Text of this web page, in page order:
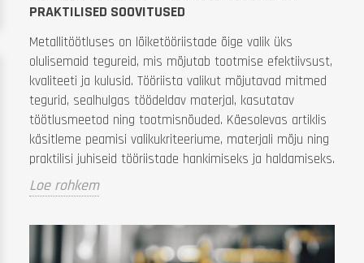
PRAKTILISED SOOVITUSED
Metallitöötluses on lõiketööriistade õige valik üks
olulisemaid tegureid, mis mõjutab tootmise efektiivsust,
kvaliteeti ja kulusid. Tööriista valikut mõjutavad mitmed
tegurid, sealhulgas töödeldav materjal, kasutatav
töötlusmeetod ning tootmisnõuded. Käesolevas artiklis
käsitleme peamisi valikukriteeriume, materjali mõju ning
praktilisi juhiseid tööriistade hankimiseks ja haldamiseks.
Loe rohkem